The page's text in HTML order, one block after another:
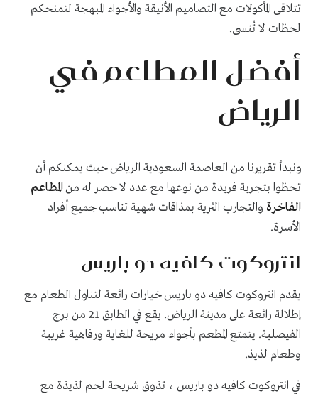
تتلاقى المأكولات مع التصاميم الأنيقة والأجواء المبهجة لتمنحكم
لحظات لا تُنسى.
أفضل المطاعم في
الرياض
ونبدأ تقريرنا من العاصمة السعودية الرياض حيث يمكنكم أن
تحظوا بتجربة فريدة من نوعها مع عدد لا حصر له منالمطاعم
الفاخرةوالتجارب الثرية بمذاقات شهية تناسب جميع أفراد
الأسرة.
انتروكوت كافيه دو باريس
يقدم انتروكوت كافيه دو باريس خيارات رائعة لتناول الطعام مع
إطلالة رائعة على مدينة الرياض. يقع في الطابق 21 من برج
الفيصلية. يتمتع المطعم بأجواء مريحة للغاية ورفاهية غريبة
وطعام لذيذ.
في انتروكوت كافيه دو باريس ، تذوق شريحة لحم لذيذة مع